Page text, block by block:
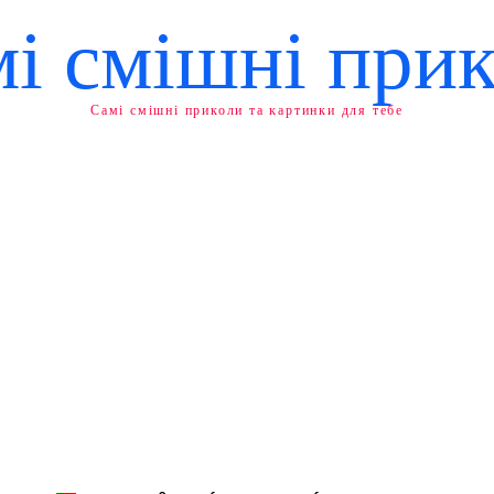
смішні
Самі смішні приколи та картинки для тебе